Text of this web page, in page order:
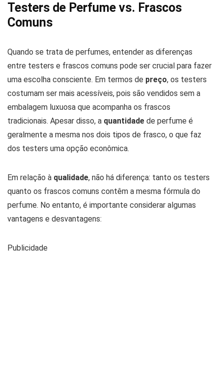
Testers de Perfume vs. Frascos
Comuns
Quando se trata de perfumes, entender as diferenças
entre testers e frascos comuns pode ser crucial para fazer
uma escolha consciente. Em termos de preço, os testers
costumam ser mais acessíveis, pois são vendidos sem a
embalagem luxuosa que acompanha os frascos
tradicionais. Apesar disso, a quantidade de perfume é
geralmente a mesma nos dois tipos de frasco, o que faz
dos testers uma opção econômica.
Em relação à qualidade, não há diferença: tanto os testers
quanto os frascos comuns contêm a mesma fórmula do
perfume. No entanto, é importante considerar algumas
vantagens e desvantagens:
Publicidade